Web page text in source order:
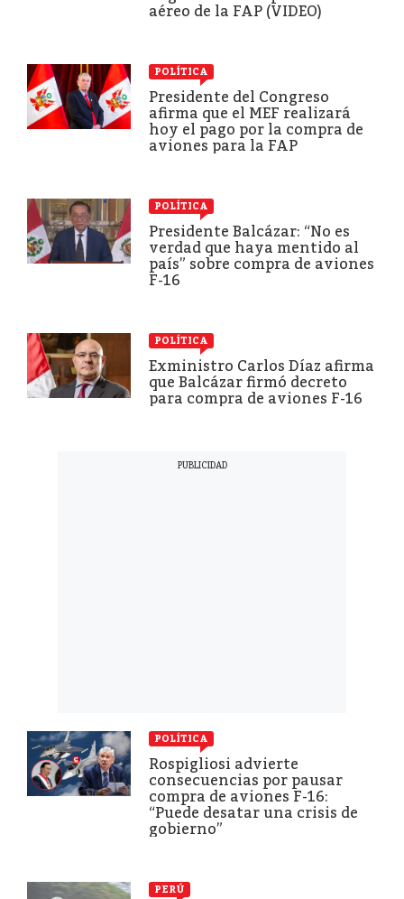
aéreo de la FAP (VIDEO)
POLÍTICA
Presidente del Congreso
afirma que el MEF realizará
hoy el pago por la compra de
aviones para la FAP
POLÍTICA
Presidente Balcázar: “No es
verdad que haya mentido al
país” sobre compra de aviones
F-16
POLÍTICA
Exministro Carlos Díaz afirma
que Balcázar firmó decreto
para compra de aviones F-16
POLÍTICA
Rospigliosi advierte
consecuencias por pausar
compra de aviones F-16:
“Puede desatar una crisis de
gobierno”
PERÚ